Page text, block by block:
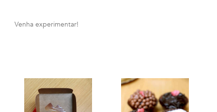
Venha experimentar!